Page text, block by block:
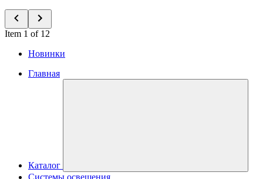
Item 1 of 12
Новинки
Главная
Каталог
Системы освещения